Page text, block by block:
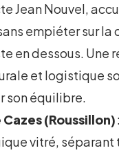
Jean Nouvel,
empiéter sur la
en dessous. Une
et logistique
son équilibre.
(Roussillon)
vitré, séparant